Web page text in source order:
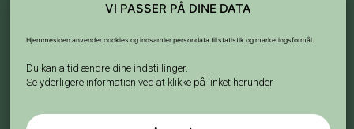
VI PASSER PÅ DINE DATA
Hjemmesiden anvender cookies og indsamler persondata til statistik og marketingsformål.
Du kan altid ændre dine indstillinger.
Se yderligere information ved at klikke på linket herunder
+47 40442413